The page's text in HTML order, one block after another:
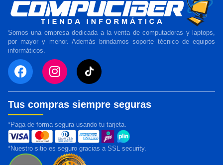
Somos una empresa dedicada a la venta de computadoras y laptops,
por mayor y menor. Además brindamos soporte técnico de equipos
informáticos.
Tus compras siempre seguras
*Paga de forma segura usando tu tarjeta.
*Nuestro sitio es seguro gracias a SSL security.